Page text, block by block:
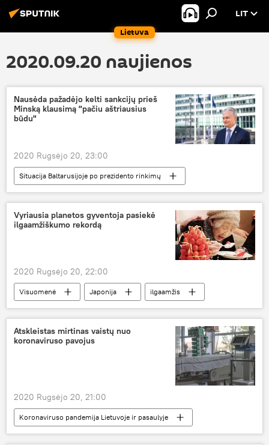
Lietuva
LIT
2020.09.20 naujienos
Nausėda pažadėjo kelti sankcijų prieš
Minską klausimą "pačiu aštriausius
būdu"
2020 Rugsėjo 20, 23:00
Situacija Baltarusijoje po prezidento rinkimų
Politika
Baltarusija
Lietuva
Gitanas Nausėda
Vyriausia planetos gyventoja pasiekė
ilgaamžiškumo rekordą
2020 Rugsėjo 20, 22:00
Visuomenė Japonija ilgaamžis
Atskleistas mirtinas vaistų nuo
koronaviruso pavojus
2020 Rugsėjo 20, 21:00
Koronaviruso pandemija Lietuvoje ir pasaulyje
Visuomenė
koronavirusas